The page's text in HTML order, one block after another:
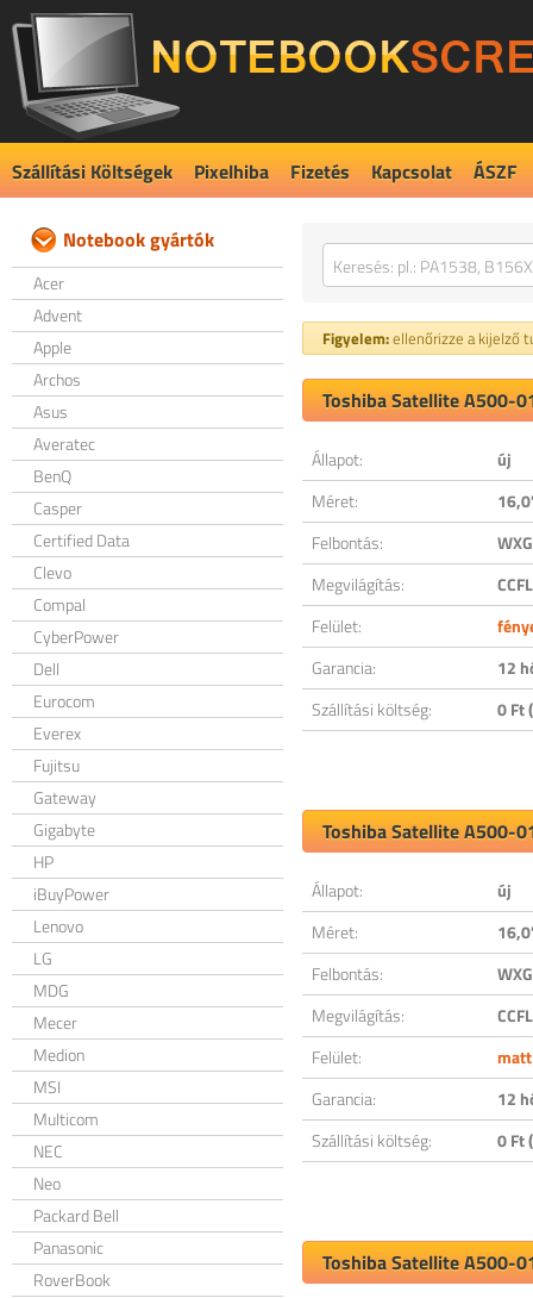
Szállítási Költségek Pixelhiba Fizetés Kapcsolat ÁSZF
Notebook gyártók
Acer
Advent
Apple
Archos
Asus
Averatec
BenQ
Casper
Certified Data
Clevo
Compal
CyberPower
Dell
Eurocom
Everex
Fujitsu
Gateway
Gigabyte
HP
iBuyPower
Lenovo
LG
MDG
Mecer
Medion
MSI
Multicom
NEC
Neo
Packard Bell
Panasonic
RoverBook
Figyelem:ellenőrizze a kijelző
Toshiba Satellite A500-
Állapot:
új
Méret:
Felbontás:
Megvilágítás:
CCFL
Felület:
Garancia:
12
Szállítási költség:
0 Ft
Toshiba Satellite A500-
Állapot:
új
Méret:
Felbontás:
Megvilágítás:
CCFL
Felület:
matt
Garancia:
12
Szállítási költség:
0 Ft
Toshiba Satellite A500-